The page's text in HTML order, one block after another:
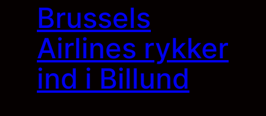
Brussels
Airlines rykker
ind i Billund